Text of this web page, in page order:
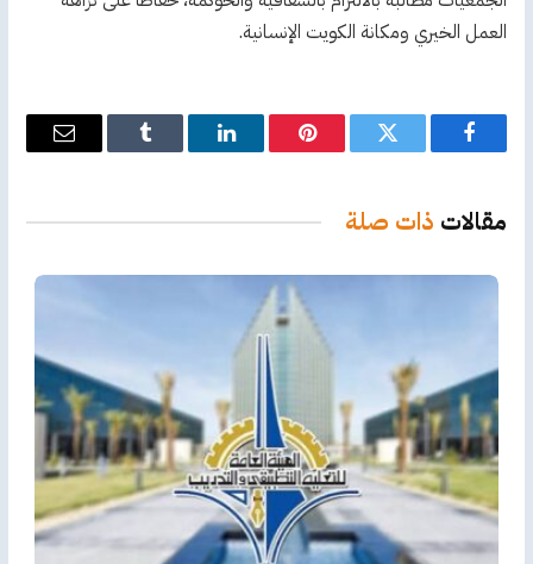
العمل الخيري ومكانة الكويت الإنسانية.
فيسبوك تويتر بينتيريستلينكدإن Tumblr
البريد
مقالات ذات صلة